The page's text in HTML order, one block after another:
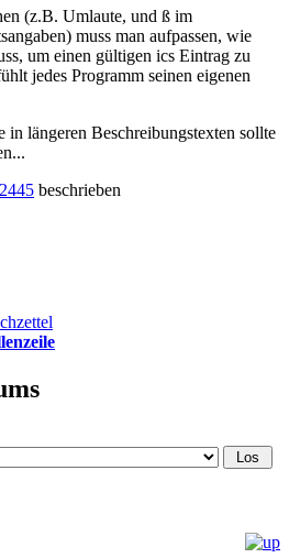
(z.B. Umlaute, und ß im
muss man aufpassen, wie
um einen gültigen ics Eintrag zu
jedes Programm seinen eigenen
in längeren Beschreibungstexten sollte
beschrieben